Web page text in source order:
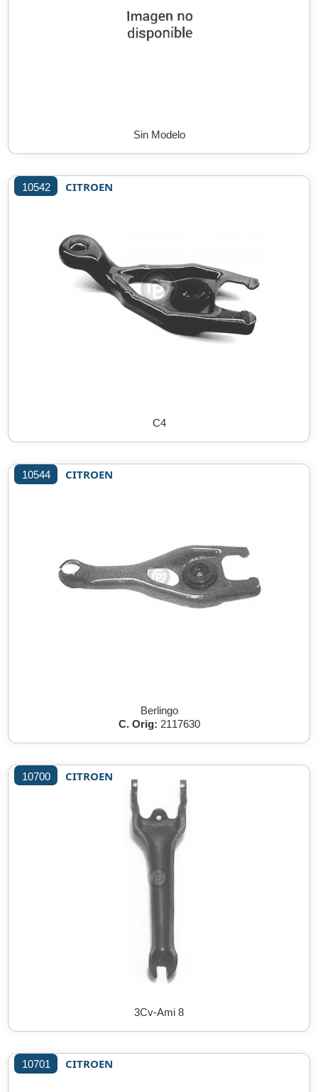
Sin Modelo
10542 CITROEN
C4
10544 CITROEN
Berlingo
C. Orig: 2117630
10700 CITROEN
3Cv-Ami 8
10701 CITROEN